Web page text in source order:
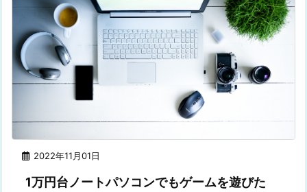
2022年11月01日
1万円台ノートパソコンでもゲームを遊びた